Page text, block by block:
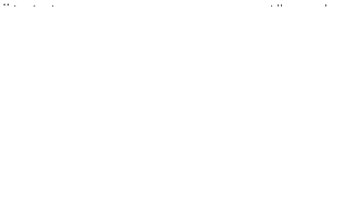
Ähnliche Beiträge Alle ansehen